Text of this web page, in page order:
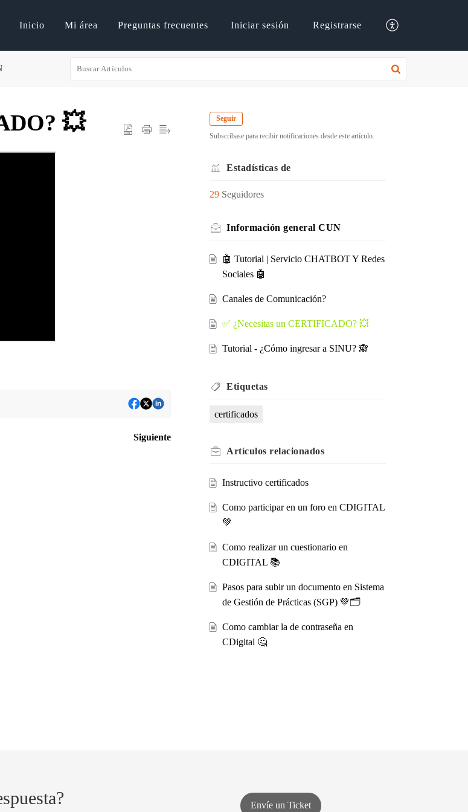
Inicio Mi área Preguntas frecuentes Iniciar sesión Registrarse
💥
Siguiente
Seguir
Subscríbase para recibir notificaciones desde este artículo.
Estadísticas de
29 Seguidores
Información general CUN
🤖 Tutorial | Servicio CHATBOT Y Redes
Sociales 🤖
Canales de Comunicación?
✅ ¿Necesitas un CERTIFICADO? 💥
Tutorial - ¿Cómo ingresar a SINU? 🙈
Etiquetas
certificados
Artículos relacionados
Instructivo certificados
Como participar en un foro en CDIGITAL
💚
Como realizar un cuestionario en
CDIGITAL 📚
Pasos para subir un documento en Sistema
de Gestión de Prácticas (SGP) 💚🗂️
Como cambiar la de contraseña en
CDigital 🤔
Envíe un Ticket